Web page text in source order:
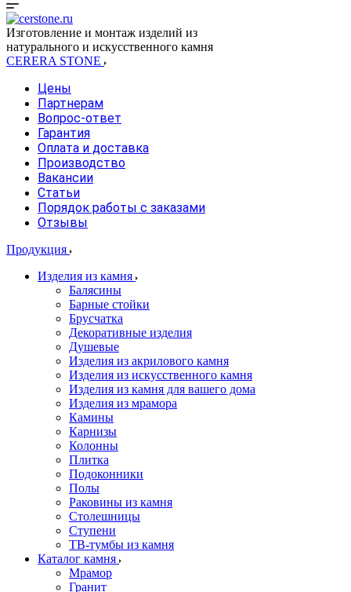
Изготовление и монтаж изделий из
натурального и искусственного камня
CERERA STONE
Цены
Партнерам
Вопрос-ответ
Гарантия
Оплата и доставка
Производство
Вакансии
Статьи
Порядок работы с заказами
Отзывы
Продукция
Изделия из камня
Балясины
Барные стойки
Брусчатка
Декоративные изделия
Душевые
Изделия из акрилового камня
Изделия из искусственного камня
Изделия из камня для вашего дома
Изделия из мрамора
Камины
Карнизы
Колонны
Плитка
Подоконники
Полы
Раковины из камня
Столешницы
Ступени
ТВ-тумбы из камня
Каталог камня
Мрамор
Гранит